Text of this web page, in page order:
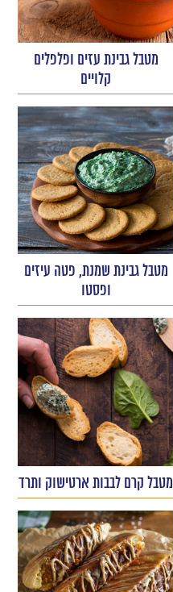
מטבל גבינת עזים ופלפלים
קלויים
מטבל גבינת שמנת, פטה עיזים
ופסטו
מטבל קרם לבבות ארטישוק ותרד